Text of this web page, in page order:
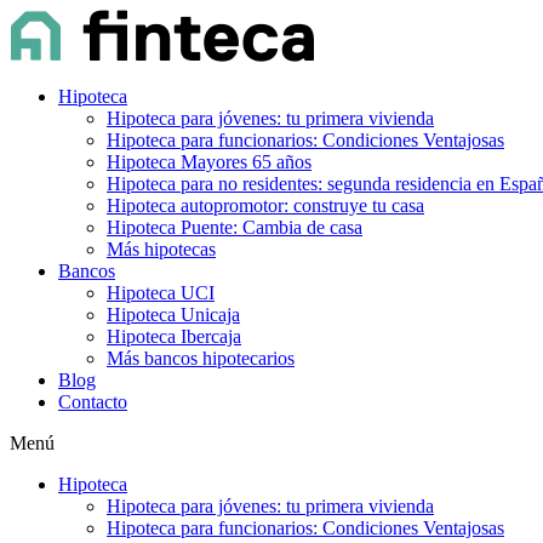
Hipoteca
Hipoteca para jóvenes: tu primera vivienda
Hipoteca para funcionarios: Condiciones Ventajosas
Hipoteca Mayores 65 años
Hipoteca para no residentes: segunda residencia en
Hipoteca autopromotor: construye tu casa
Hipoteca Puente: Cambia de casa
Más hipotecas
Bancos
Hipoteca UCI
Hipoteca Unicaja
Hipoteca Ibercaja
Más bancos hipotecarios
Blog
Contacto
Menú
Hipoteca
Hipoteca para jóvenes: tu primera vivienda
Hipoteca para funcionarios: Condiciones Ventajosas